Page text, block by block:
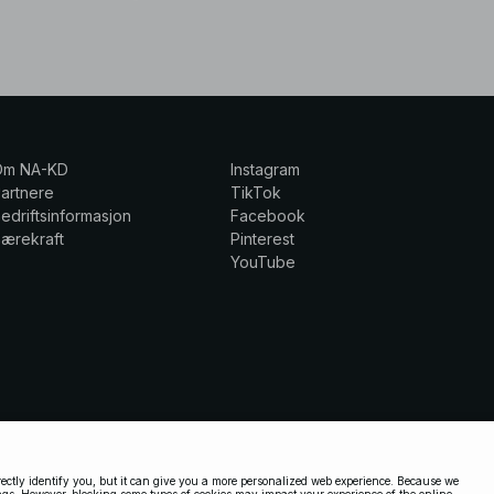
NA-KD
Instagram
TikTok
Facebook
Pinterest
YouTube